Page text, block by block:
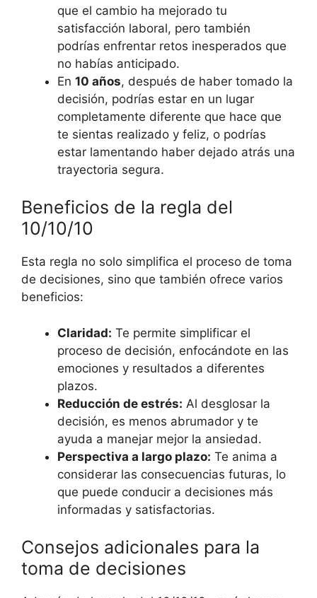
que el cambio ha mejorado tu
satisfacción laboral, pero también
podrías enfrentar retos inesperados que
no habías anticipado.
En 10 años, después de haber tomado la
decisión, podrías estar en un lugar
completamente diferente que hace que
te sientas realizado y feliz, o podrías
estar lamentando haber dejado atrás una
trayectoria segura.
Beneficios de la regla del
10/10/10
Esta regla no solo simplifica el proceso de toma
de decisiones, sino que también ofrece varios
beneficios:
Claridad: Te permite simplificar el
proceso de decisión, enfocándote en las
emociones y resultados a diferentes
plazos.
Reducción de estrés: Al desglosar la
decisión, es menos abrumador y te
ayuda a manejar mejor la ansiedad.
Perspectiva a largo plazo: Te anima a
considerar las consecuencias futuras, lo
que puede conducir a decisiones más
informadas y satisfactorias.
Consejos adicionales para la
toma de decisiones